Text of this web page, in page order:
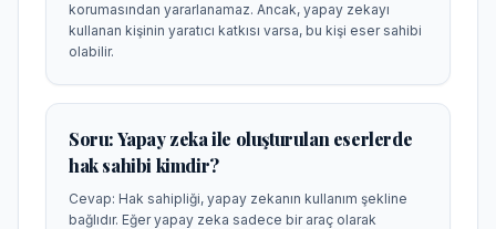
korumasından yararlanamaz. Ancak, yapay zekayı
kullanan kişinin yaratıcı katkısı varsa, bu kişi eser sahibi
olabilir.
Soru:Yapay zeka ile oluşturulan eserlerde
hak sahibi kimdir?
Cevap: Hak sahipliği, yapay zekanın kullanım şekline
bağlıdır. Eğer yapay zeka sadece bir araç olarak